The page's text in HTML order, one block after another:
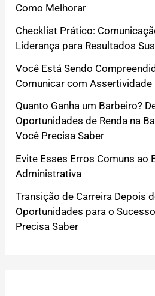
Como Melhorar
Checklist Prático:
Liderança para Resultados
Você Está Sendo
Comunicar com Assertividade
Quanto Ganha um Barbeiro?
Oportunidades de Renda na
Você Precisa Saber
Evite Esses Erros Comuns ao
Administrativa
Transição de Carreira Depois
Oportunidades para o
Precisa Saber